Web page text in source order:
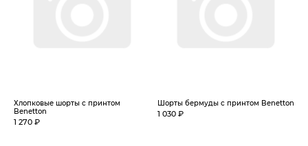
Хлопковые шорты с принтом
Benetton
1 270 ₽
Шорты бермуды с принтом Benetton
1 030 ₽